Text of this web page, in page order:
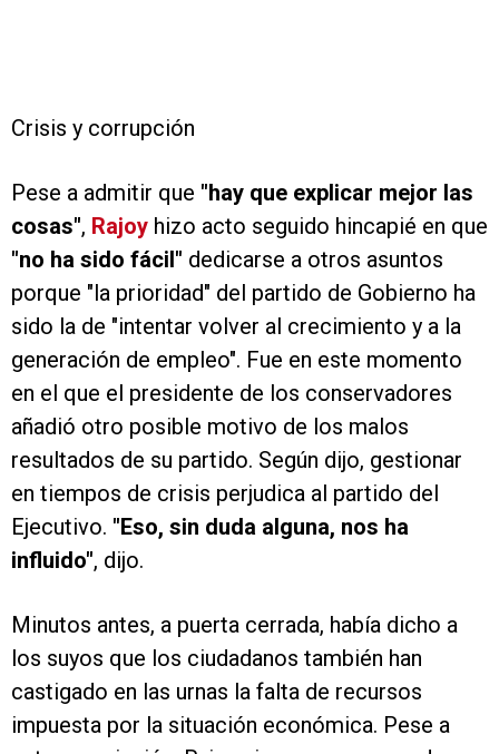
Crisis y corrupción
Pese a admitir que "hay que explicar mejor las
cosas", Rajoy hizo acto seguido hincapié en que
"no ha sido fácil" dedicarse a otros asuntos
porque "la prioridad" del partido de Gobierno ha
sido la de "intentar volver al crecimiento y a la
generación de empleo". Fue en este momento
en el que el presidente de los conservadores
añadió otro posible motivo de los malos
resultados de su partido. Según dijo, gestionar
en tiempos de crisis perjudica al partido del
Ejecutivo. "Eso, sin duda alguna, nos ha
influido", dijo.
Minutos antes, a puerta cerrada, había dicho a
los suyos que los ciudadanos también han
castigado en las urnas la falta de recursos
impuesta por la situación económica. Pese a